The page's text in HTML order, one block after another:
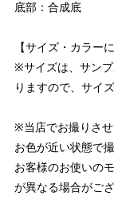
底部：合成底
【サイズ・カラー
※サイズは、サン
りますので、サイ
※当店でお撮りさせ
お色が近い状態で
お客様のお使いの
が異なる場合がござ